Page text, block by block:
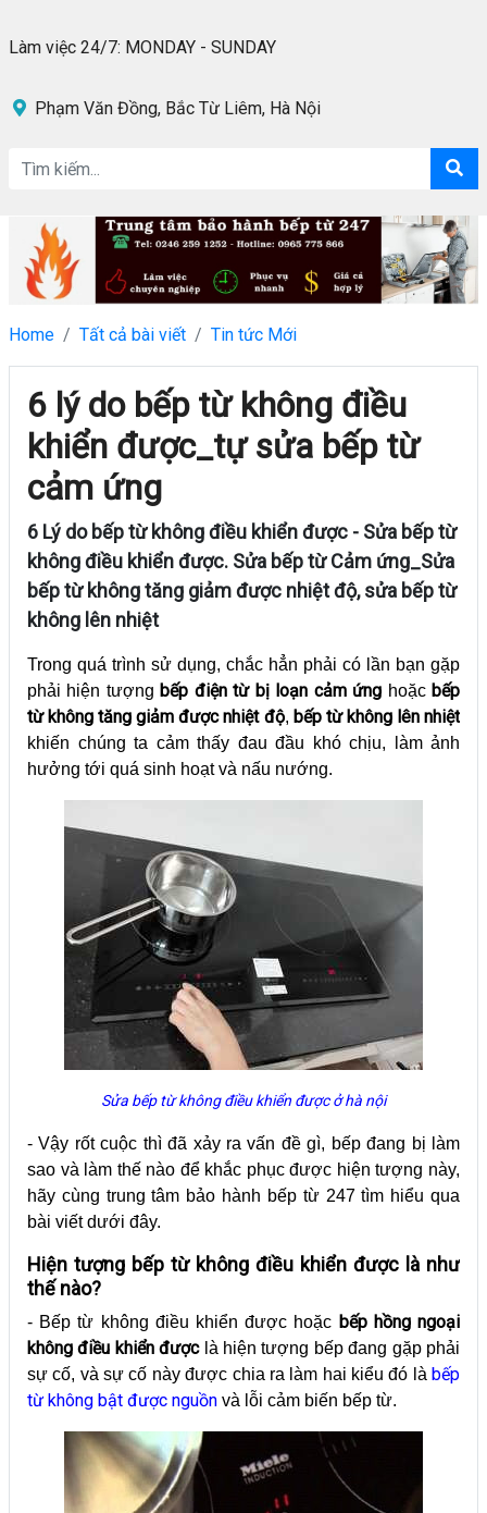
Làm việc 24/7: MONDAY - SUNDAY
Phạm Văn Đồng, Bắc Từ Liêm, Hà Nội
Home Tất cả bài viết Tin tức Mới
6 lý do bếp từ không điều
khiển được_tự sửa bếp từ
cảm ứng
6 Lý do bếp từ không điều khiển được - Sửa bếp từ
không điều khiển được. Sửa bếp từ Cảm ứng_Sửa
bếp từ không tăng giảm được nhiệt độ, sửa bếp từ
không lên nhiệt
Trong quá trình sử dụng, chắc hẳn phải có lần bạn gặp
phải hiện tượng bếp điện từ bị loạn cảm ứng hoặc bếp
từ không tăng giảm được nhiệt độ, bếp từ không lên nhiệt
khiến chúng ta cảm thấy đau đầu khó chịu, làm ảnh
hưởng tới quá sinh hoạt và nấu nướng.
Sửa bếp từ không điều khiển được ở hà nội
- Vậy rốt cuộc thì đã xảy ra vấn đề gì, bếp đang bị làm
sao và làm thế nào để khắc phục được hiện tượng này,
hãy cùng trung tâm bảo hành bếp từ 247 tìm hiểu qua
bài viết dưới đây.
Hiện tượng bếp từ không điều khiển được là như
thế nào?
- Bếp từ không điều khiển được hoặc bếp hồng ngoại
không điều khiển đượclà hiện tượng bếp đang gặp phải
sự cố, và sự cố này được chia ra làm hai kiểu đó là bếp
từ không bật được nguồn và lỗi cảm biến bếp từ.